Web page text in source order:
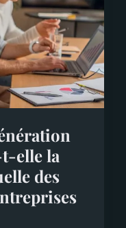
elle la
des